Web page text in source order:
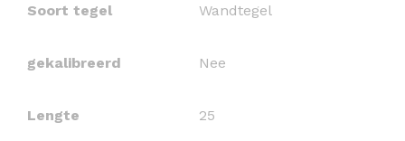
Soort tegel Wandtegel
gekalibreerd Nee
Lengte 25